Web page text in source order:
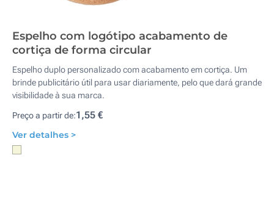
Espelho com logótipo acabamento de
cortiça de forma circular
Espelho duplo personalizado com acabamento em cortiça. Um
brinde publicitário útil para usar diariamente, pelo que dará grande
visibilidade à sua marca.
Preço a partir de:1,55 €
Ver detalhes >